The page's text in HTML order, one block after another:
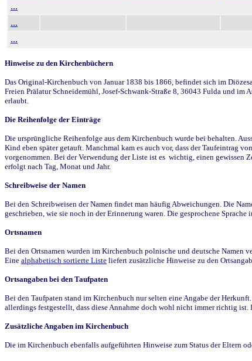
...
...
...
Hinweise zu den Kirchenbüchern
Das Original-Kirchenbuch von Januar 1838 bis 1866, befindet sich im
Freien Prälatur Schneidemühl, Josef-Schwank-Straße 8, 36043 Fulda und
erlaubt.
Die Reihenfolge der Einträge
Die ursprüngliche Reihenfolge aus dem Kirchenbuch wurde bei behalten.
Kind eben später getauft. Manchmal kam es auch vor, dass der Taufeintrag
vorgenommen. Bei der Verwendung der Liste ist es wichtig, einen gewissen
erfolgt nach Tag, Monat und Jahr.
Schreibweise der Namen
Bei den Schreibweisen der Namen findet man häufig Abweichungen. Die
geschrieben, wie sie noch in der Erinnerung waren. Die gesprochene
Ortsnamen
Bei den Ortsnamen wurden im Kirchenbuch polnische und deutsche Namen
Eine alphabetisch sortierte Liste liefert zusätzliche Hinweise zu den
Ortsangaben bei den Taufpaten
Bei den Taufpaten stand im Kirchenbuch nur selten eine Angabe der
allerdings festgestellt, dass diese Annahme doch wohl nicht immer richtig ist.
Zusätzliche Angaben im Kirchenbuch
Die im Kirchenbuch ebenfalls aufgeführten Hinweise zum Status der Eltern